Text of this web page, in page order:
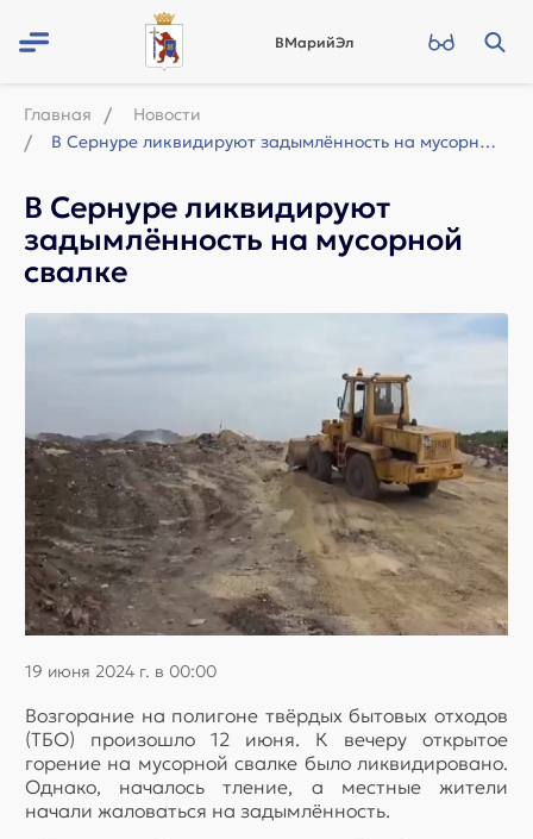
ВМарийЭл
Главная
Новости
В Сернуре ликвидируют задымлённость на мусорной свалке
В Сернуре ликвидируют
задымлённость на мусорной
свалке
19 июня 2024 г. в 00:00
Возгорание на полигоне твёрдых бытовых отходов
(ТБО) произошло 12 июня. К вечеру открытое
горение на мусорной свалке было ликвидировано.
Однако, началось тление, а местные жители
начали жаловаться на задымлённость.